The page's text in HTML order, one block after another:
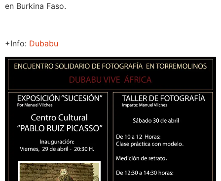
en Burkina Faso.
+Info: Dubabu